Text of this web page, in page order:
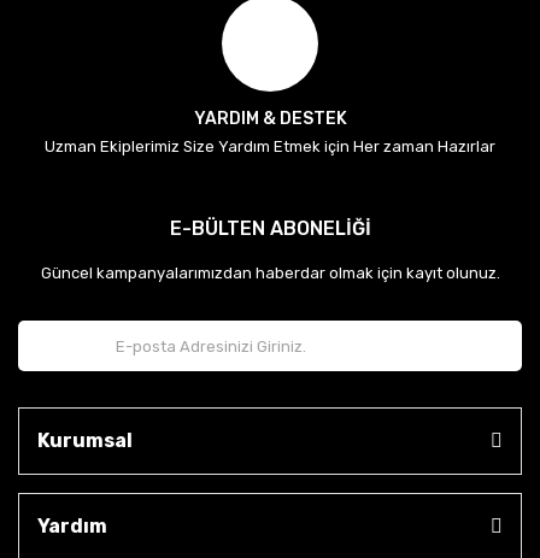
YARDIM & DESTEK
Uzman Ekiplerimiz Size Yardım Etmek için Her zaman Hazırlar
E-BÜLTEN ABONELİĞİ
Güncel kampanyalarımızdan haberdar olmak için kayıt olunuz.
Kurumsal
Yardım